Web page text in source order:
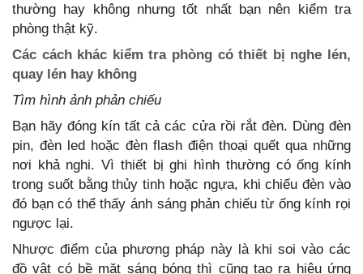
thường hay không nhưng tốt nhất bạn nên kiểm tra
phòng thật kỹ.
Các cách khác kiểm tra phòng có thiết bị nghe lén,
quay lén hay không
Tìm hình ảnh phản chiếu
Bạn hãy đóng kín tất cả các cửa rồi rắt đèn. Dùng đèn
pin, đèn led hoặc đèn flash điện thoại quết qua những
nơi khả nghi. Vì thiết bị ghi hình thường có ống kính
trong suốt bằng thủy tinh hoặc ngựa, khi chiếu đèn vào
đó bạn có thể thấy ánh sáng phản chiếu từ ống kính rọi
ngược lại.
Nhược điểm của phương pháp này là khi soi vào các
đồ vật có bề mặt sáng bóng thì cũng tạo ra hiệu ứng